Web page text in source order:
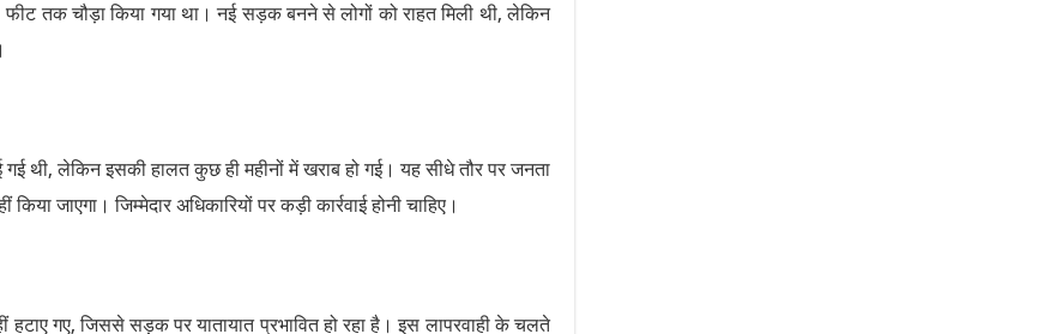
तक चौड़ा किया गया था। नई सड़क बनने से लोगों को राहत मिली थी, लेकिन
लेकिन इसकी हालत कुछ ही महीनों में खराब हो गई। यह सीधे तौर पर जनता
जाएगा। जिम्मेदार अधिकारियों पर कड़ी कार्रवाई होनी चाहिए।
गए, जिससे सड़क पर यातायात प्रभावित हो रहा है। इस लापरवाही के चलते